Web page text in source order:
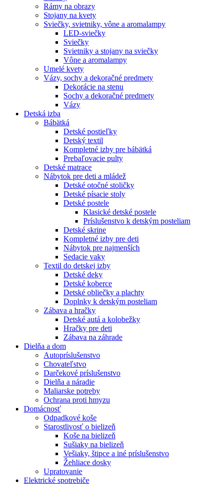
Rámy na obrazy
Stojany na kvety
Sviečky, svietniky, vône a aromalampy
LED-sviečky
Sviečky
Svietniky a stojany na sviečky
Vône a aromalampy
Umelé kvety
Vázy, sochy a dekoračné predmety
Dekorácie na stenu
Sochy a dekoračné predmety
Vázy
Detská izba
Bábätká
Detské postieľky
Detský textil
Kompletné izby pre bábätká
Prebaľovacie pulty
Detské matrace
Nábytok pre deti a mládež
Detské otočné stoličky
Detské písacie stoly
Detské postele
Klasické detské postele
Príslušenstvo k detským posteliam
Detské skrine
Kompletné izby pre deti
Nábytok pre najmenších
Sedacie vaky
Textil do detskej izby
Detské deky
Detské koberce
Detské obliečky a plachty
Doplnky k detským posteliam
Zábava a hračky
Detské autá a kolobežky
Hračky pre deti
Zábava na záhrade
Dielňa a dom
Autopríslušenstvo
Chovateľstvo
Darčekové príslušenstvo
Dielňa a náradie
Maliarske potreby
Ochrana proti hmyzu
Domácnosť
Odpadkové koše
Starostlivosť o bielizeň
Koše na bielizeň
Sušiaky na bielizeň
Vešiaky, štipce a iné príslušenstvo
Žehliace dosky
Upratovanie
Elektrické spotrebiče